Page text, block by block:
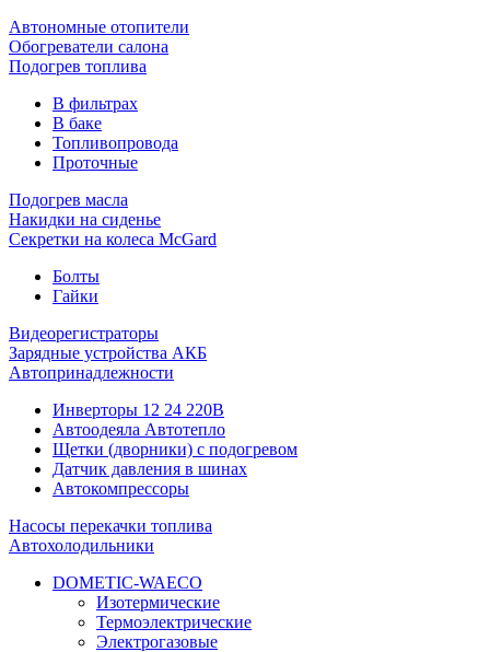
Автономные отопители
Обогреватели салона
Подогрев топлива
В фильтрах
В баке
Топливопровода
Проточные
Подогрев масла
Накидки на сиденье
Секретки на колеса McGard
Болты
Гайки
Видеорегистраторы
Зарядные устройства АКБ
Автопринадлежности
Инверторы 12 24 220В
Автоодеяла Автотепло
Щетки (дворники) с подогревом
Датчик давления в шинах
Автокомпрессоры
Насосы перекачки топлива
Автохолодильники
DOMETIC-WAECO
Изотермические
Термоэлектрические
Электрогазовые